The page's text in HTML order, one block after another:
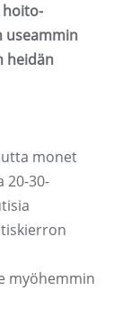
hoito-
useammin
heidän
monet
20-30-
myöhemmin